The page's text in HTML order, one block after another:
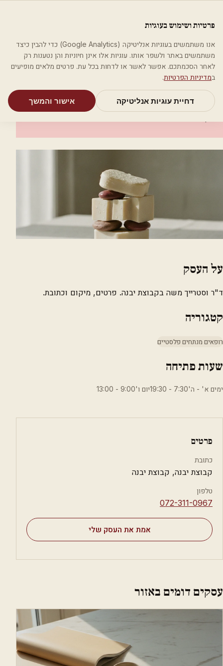
מאמריםקטגוריותחיפושאודות
בית קטגוריות רופאים מנתחים פלסטיים ד"ר וסטרייך משה
רופאים מנתחים פלסטיים
ד"ר וסטרייך משה
על העסק
ד"ר וסטרייך משה בקבוצת יבנה. פרטים, מיקום וכתובת.
קטגוריה
רופאים מנתחים פלסטיים
שעות פתיחה
ימים א' - ה'7:30 - 19:30יום ו'9:00 - 13:00
פרטים
כתובת
קבוצת יבנה, קבוצת יבנה
טלפון
⁦072-311-0967⁩
אמת את העסק שלי
עסקים דומים באזור
פרטיות ושימוש בעוגיות
אנו משתמשים בעוגיות אנליטיקה (Google Analytics) כדי להבין כיצד
משתמשים באתר ולשפר אותו. עוגיות אלו אינן חיוניות והן נטענות רק
לאחר הסכמתכם. אפשר לאשר או לדחות בכל עת. פרטים מלאים מופיעים
במדיניות הפרטיות.
דחיית עוגיות אנליטיקה אישור והמשך